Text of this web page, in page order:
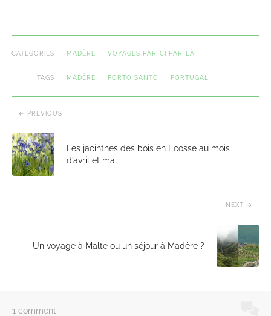
CATEGORIES MADÈRE VOYAGES PAR-CI PAR-LÀ
TAGS MADÈRE PORTO SANTO PORTUGAL
PREVIOUS
Les jacinthes des bois en Ecosse au mois
d’avril et mai
NEXT
Un voyage à Malte ou un séjour à Madère ?
1 comment